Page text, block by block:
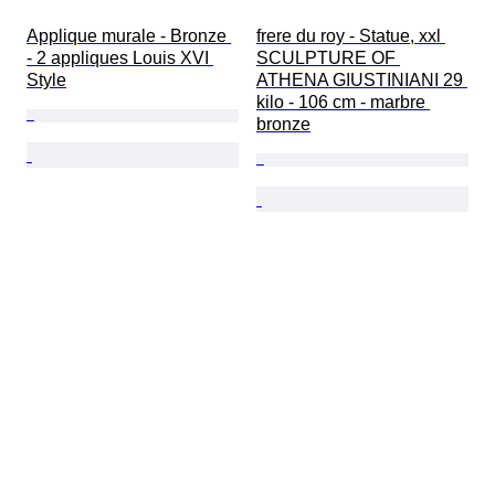
Applique murale - Bronze
- 2 appliques Louis XVI
Style
frere du roy - Statue, xxl
SCULPTURE OF
ATHENA GIUSTINIANI 29
kilo - 106 cm - marbre
bronze